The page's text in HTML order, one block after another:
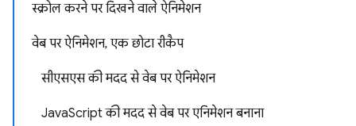
स्क्रोल करने पर दिखने वाले ऐनिमेशन
वेब पर ऐनिमेशन, एक छोटा रीकैप
सीएसएस की मदद से वेब पर ऐनिमेशन
JavaScript की मदद से वेब पर एनिमेशन बनाना